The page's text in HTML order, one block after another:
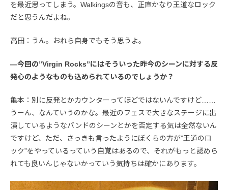
を最近思ってしまう。Walkingsの音も、正直かなり王道なロック
だと思うんだよね。
高田：うん。おれら自身でもそう思うよ。
—今回の”Virgin Rocks”にはそういった昨今のシーンに対する反
発心のようなものも込められているのでしょうか？
亀本：別に反発とかカウンターってほどではないんですけど……
うーん、なんていうのかな。最近のフェスで大きなステージに出
演しているようなバンドのシーンとかを否定する気は全然ないん
ですけど、ただ、さっきも言ったようにぼくらの方が”王道のロ
ック”をやっているっていう自覚はあるので、それがもっと認めら
れても良いんじゃないかっていう気持ちは確かにあります。